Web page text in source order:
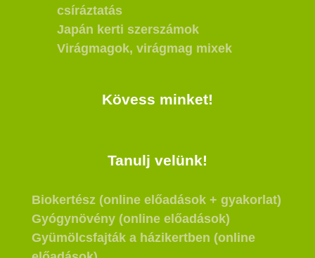
csíráztatás
Japán kerti szerszámok
Virágmagok, virágmag mixek
Kövess minket!
Tanulj velünk!
Biokertész (online előadások + gyakorlat)
Gyógynövény (online előadások)
Gyümölcsfajták a házikertben (online